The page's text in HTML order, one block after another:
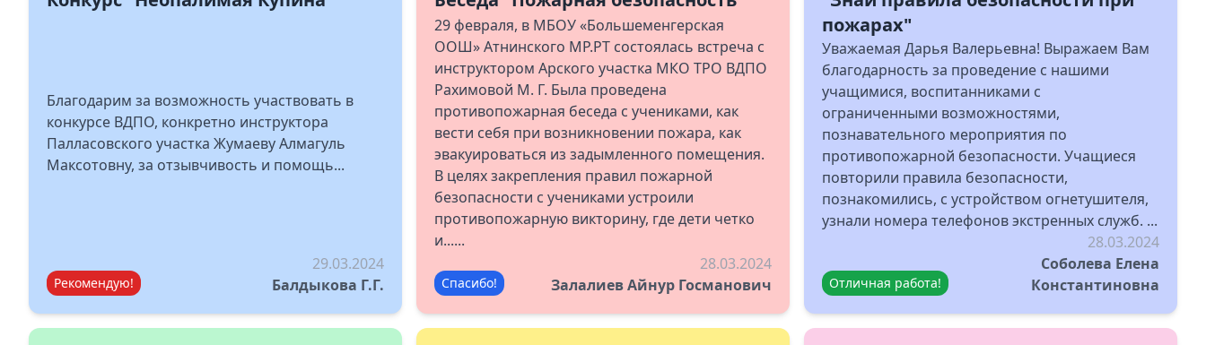
Благодарим за возможность участвовать в
конкурсе ВДПО, конкретно инструктора
Палласовского участка Жумаеву Алмагуль
Максотовну, за отзывчивость и помощь...
Рекомендую!
29.03.2024
Балдыкова Г.Г.
29 февраля, в МБОУ «Большеменгерская
ООШ» Атнинского МР.РТ состоялась встреча с
инструктором Арского участка МКО ТРО ВДПО
Рахимовой М. Г. Была проведена
противопожарная беседа с учениками, как
вести себя при возникновении пожара, как
эвакуироваться из задымленного помещения.
В целях закрепления правил пожарной
безопасности с учениками устроили
противопожарную викторину, где дети четко
и......
Спасибо!
28.03.2024
Залалиев Айнур Госманович
пожарах"
Уважаемая Дарья Валерьевна! Выражаем Вам
благодарность за проведение с нашими
учащимися, воспитанниками с
ограниченными возможностями,
познавательного мероприятия по
противопожарной безопасности. Учащиеся
повторили правила безопасности,
познакомились, с устройством огнетушителя,
узнали номера телефонов экстренных служб. ...
Отличная работа!
28.03.2024
Соболева Елена
Константиновна